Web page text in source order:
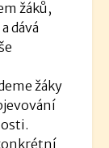
žáků,
dává
žáky